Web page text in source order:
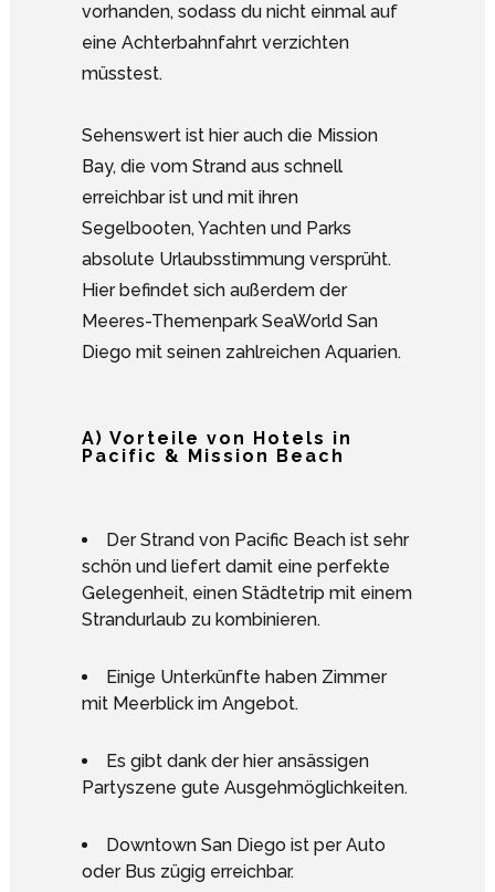
vorhanden, sodass du nicht einmal auf
eine Achterbahnfahrt verzichten
müsstest.
Sehenswert ist hier auch die Mission
Bay, die vom Strand aus schnell
erreichbar ist und mit ihren
Segelbooten, Yachten und Parks
absolute Urlaubsstimmung versprüht.
Hier befindet sich außerdem der
Meeres-Themenpark SeaWorld San
Diego mit seinen zahlreichen Aquarien.
A) Vorteile von Hotels in
Pacific & Mission Beach
Der Strand von Pacific Beach ist sehr
schön und liefert damit eine perfekte
Gelegenheit, einen Städtetrip mit einem
Strandurlaub zu kombinieren.
Einige Unterkünfte haben Zimmer
mit Meerblick im Angebot.
Es gibt dank der hier ansässigen
Partyszene gute Ausgehmöglichkeiten.
Downtown San Diego ist per Auto
oder Bus zügig erreichbar.